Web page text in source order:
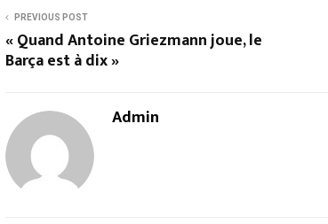
PREVIOUS POST
« Quand Antoine Griezmann joue, le
Barça est à dix »
Admin